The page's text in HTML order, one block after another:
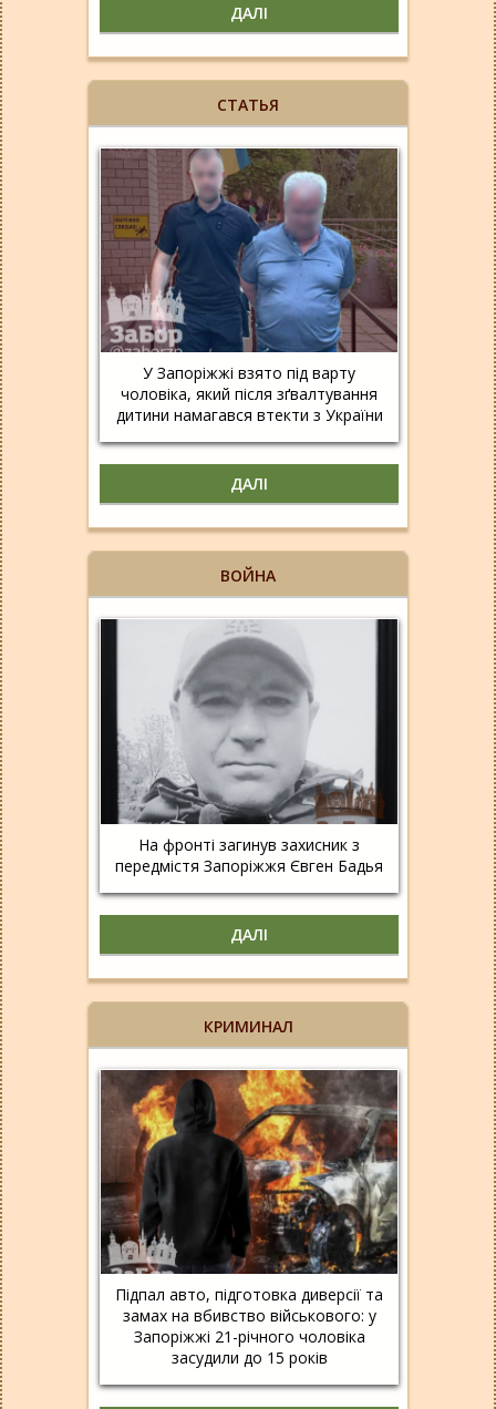
ДАЛІ
СТАТЬЯ
У Запоріжжі взято під варту
чоловіка, який після зґвалтування
дитини намагався втекти з України
ДАЛІ
ВОЙНА
На фронті загинув захисник з
передмістя Запоріжжя Євген Бадья
ДАЛІ
КРИМИНАЛ
Підпал авто, підготовка диверсії та
замах на вбивство військового: у
Запоріжжі 21-річного чоловіка
засудили до 15 років